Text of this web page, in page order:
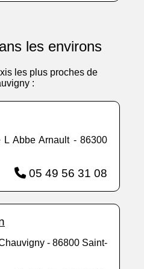
les environs
les plus proches de
:
Abbe Arnault - 86300
05 49 56 31 08
- 86800 Saint-